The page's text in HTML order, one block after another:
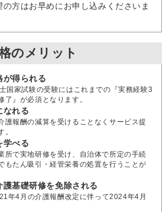
方はお早めにお申し込みくださいま
のメリット
得られる
国家試験の受験にはこれまでの『実務経験3
』が必須となります。
れる
護報酬の減算を受けることなくサービス提
。
べる
所で実地研修を受け、自治体で所定の手続
もたん吸引・経管栄養の処置を行うことが
基礎研修を免除される
年4月の介護報酬改定に伴って2024年4月